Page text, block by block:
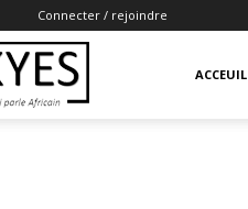
Connecter / rejoindre
ACCEUIL